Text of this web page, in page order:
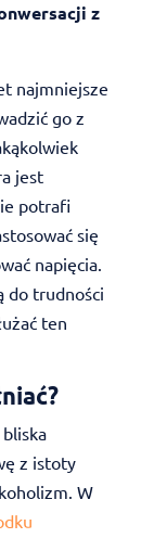
z
najmniejsze
go z
jest
potrafi
się
napięcia.
do trudności
ten
z istoty
W